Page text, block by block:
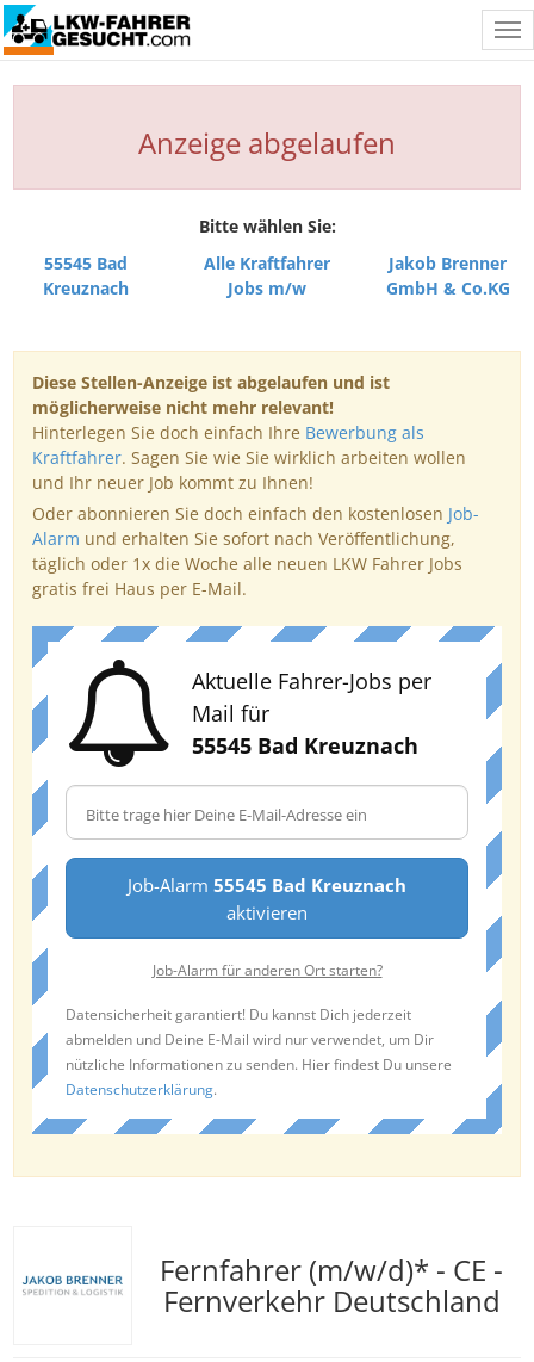
Anzeige abgelaufen
Bitte wählen Sie:
55545 Bad
Kreuznach
Alle Kraftfahrer
Jobs m/w
Jakob Brenner
GmbH & Co.KG
Diese Stellen-Anzeige ist abgelaufen und ist
möglicherweise nicht mehr relevant!
Hinterlegen Sie doch einfach Ihre Bewerbung als
Kraftfahrer. Sagen Sie wie Sie wirklich arbeiten wollen
und Ihr neuer Job kommt zu Ihnen!
Oder abonnieren Sie doch einfach den kostenlosen Job-
Alarm und erhalten Sie sofort nach Veröffentlichung,
täglich oder 1x die Woche alle neuen LKW Fahrer Jobs
gratis frei Haus per E-Mail.
Aktuelle Fahrer-Jobs per
Mail für
55545 Bad Kreuznach
Job-Alarm 55545 Bad Kreuznach
aktivieren
Job-Alarm für anderen Ort starten?
Datensicherheit garantiert! Du kannst Dich jederzeit
abmelden und Deine E-Mail wird nur verwendet, um Dir
nützliche Informationen zu senden. Hier findest Du unsere
Datenschutzerklärung.
Fernfahrer (m/w/d)* - CE -
Fernverkehr Deutschland